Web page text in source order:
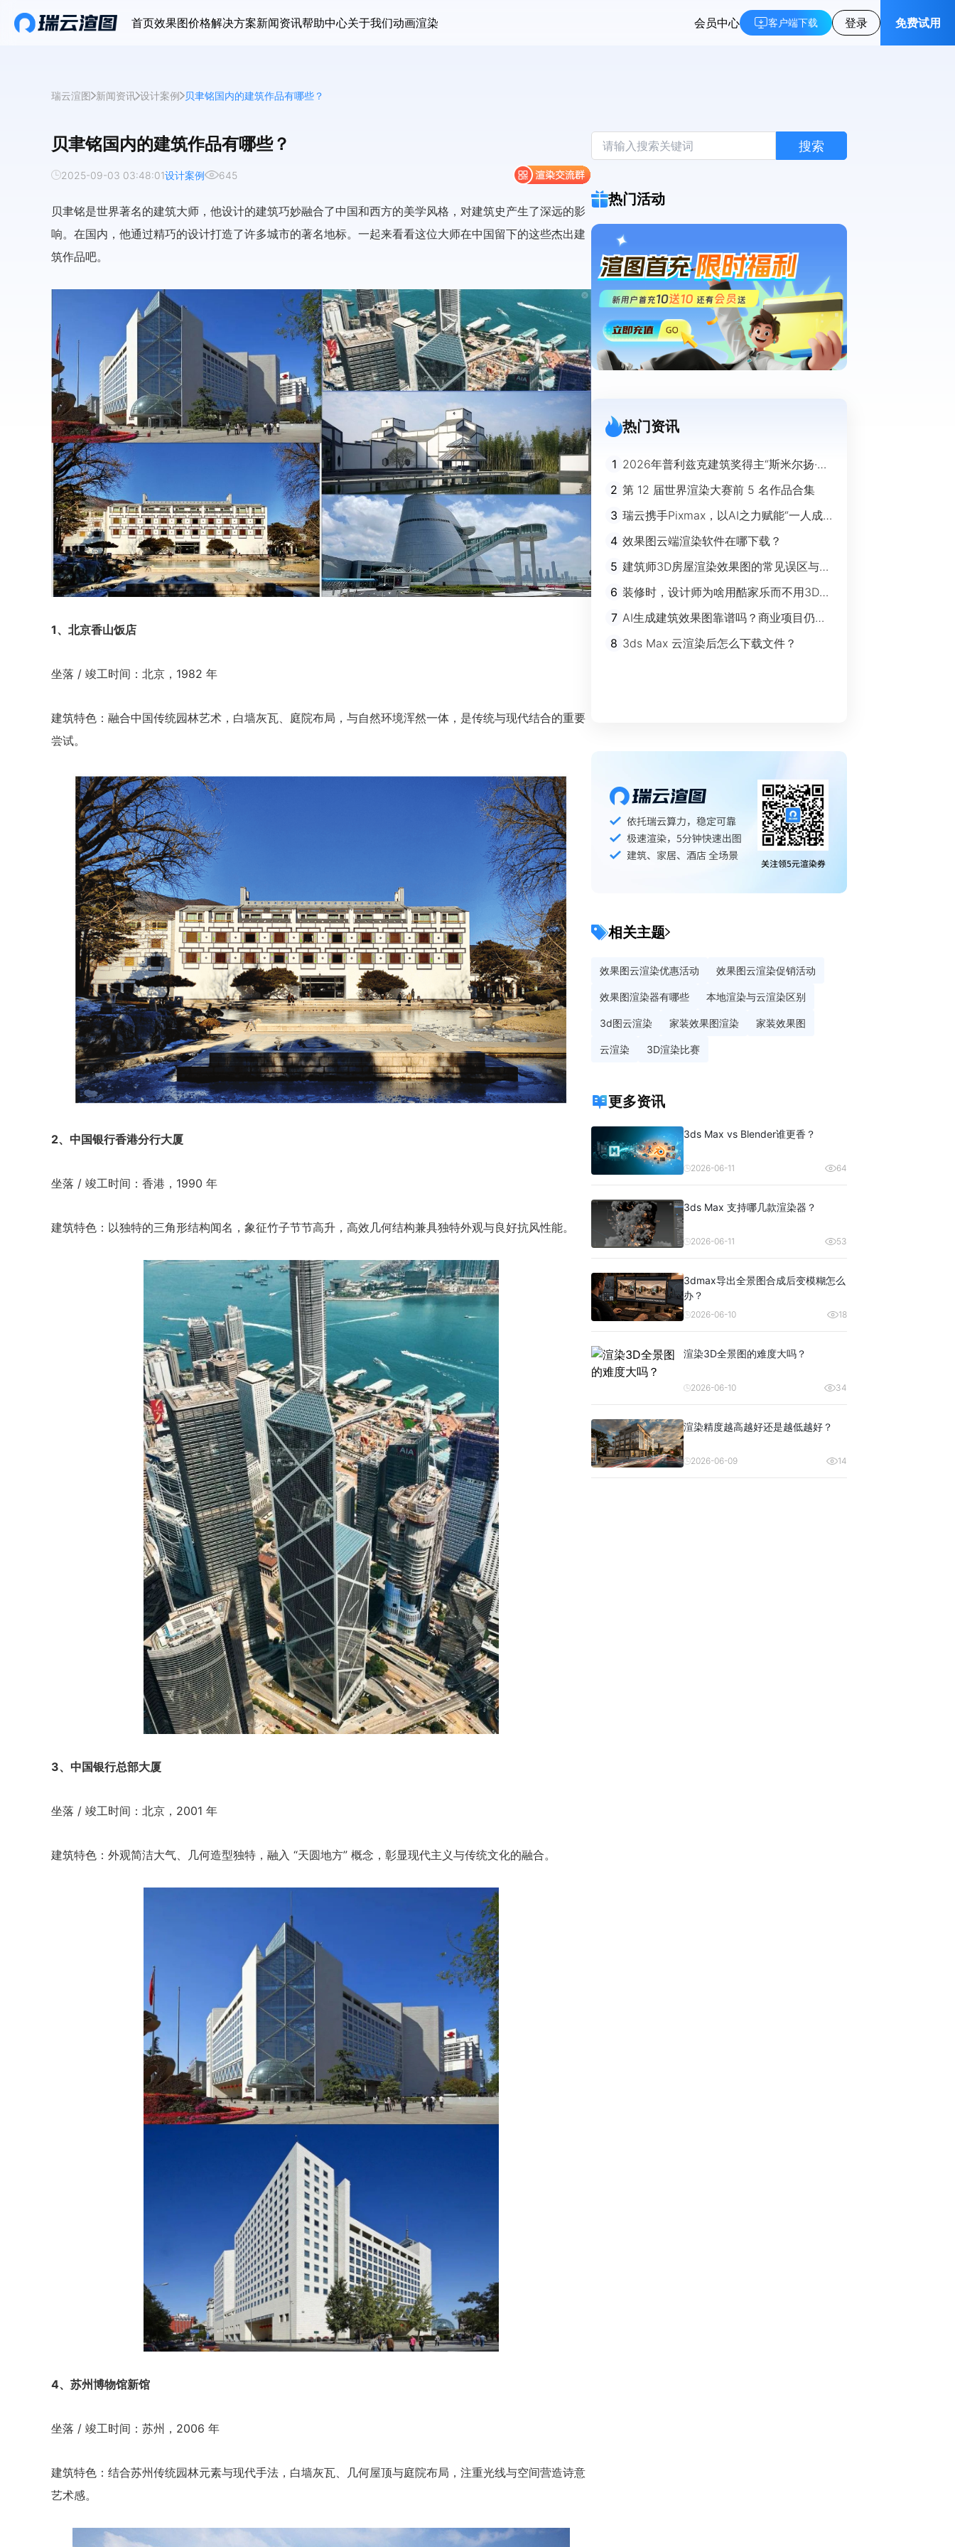
首页效果图价格解决方案新闻资讯帮助中心关于我们动画渲染 会员中心 客户端下载 登录 免费试用
瑞云渲图 新闻资讯 设计案例 贝聿铭国内的建筑作品有哪些？
贝聿铭国内的建筑作品有哪些？
2025-09-03 03:48:01设计案例 645
贝聿铭是世界著名的建筑大师，他设计的建筑巧妙融合了中国和西方的美学风格，对建筑史产生了深远的影
响。在国内，他通过精巧的设计打造了许多城市的著名地标。一起来看看这位大师在中国留下的这些杰出建
筑作品吧。
1、北京香山饭店
坐落 / 竣工时间：北京，1982 年
建筑特色：融合中国传统园林艺术，白墙灰瓦、庭院布局，与自然环境浑然一体，是传统与现代结合的重要
尝试。
2、中国银行香港分行大厦
坐落 / 竣工时间：香港，1990 年
建筑特色：以独特的三角形结构闻名，象征竹子节节高升，高效几何结构兼具独特外观与良好抗风性能。
3、中国银行总部大厦
坐落 / 竣工时间：北京，2001 年
建筑特色：外观简洁大气、几何造型独特，融入 “天圆地方” 概念，彰显现代主义与传统文化的融合。
4、苏州博物馆新馆
坐落 / 竣工时间：苏州，2006 年
建筑特色：结合苏州传统园林元素与现代手法，白墙灰瓦、几何屋顶与庭院布局，注重光线与空间营造诗意
艺术感。
搜索
热门活动
热门资讯
1 2026年普利兹克建筑奖得主“斯米尔扬·拉
迪奇”经典作品欣赏
2 第 12 届世界渲染大赛前 5 名作品合集
3 瑞云携手Pixmax，以AI之力赋能“一人成
4 效果图云端渲染软件在哪下载？
5 建筑师3D房屋渲染效果图的常见误区与规
避指南
6 装修时，设计师为啥用酷家乐而不用3Ds
max？
7 AI生成建筑效果图靠谱吗？商业项目仍离
不开传统渲染
8 3ds Max 云渲染后怎么下载文件？
相关主题
效果图云渲染优惠活动 效果图云渲染促销活动
效果图渲染器有哪些 本地渲染与云渲染区别
3d图云渲染 家装效果图渲染 家装效果图
云渲染 3D渲染比赛
更多资讯
3ds Max vs Blender谁更香？
2026-06-11 64
3ds Max 支持哪几款渲染器？
2026-06-11 53
3dmax导出全景图合成后变模糊怎么
办？
2026-06-10 18
渲染3D全景图的难度大吗？
2026-06-10 34
渲染精度越高越好还是越低越好？
2026-06-09 14